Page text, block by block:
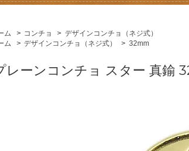
ム > コンチョ > デザインコンチョ（ネジ式）
ム
> デザインコンチョ（ネジ式） > 32mm
レーンコンチョ スター 真鍮